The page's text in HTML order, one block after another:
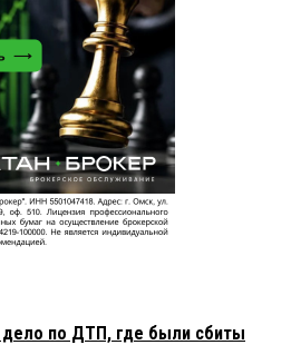
по ДТП, где были сбиты